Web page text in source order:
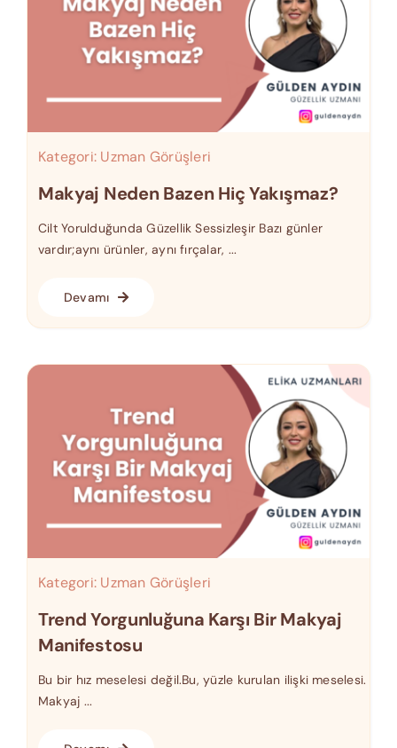
Kategori: Uzman Görüşleri
Makyaj Neden Bazen Hiç Yakışmaz?
Cilt Yorulduğunda Güzellik Sessizleşir Bazı günler
vardır;aynı ürünler, aynı fırçalar, ...
Devamı
Kategori: Uzman Görüşleri
Trend Yorgunluğuna Karşı Bir Makyaj
Manifestosu
Bu bir hız meselesi değil.Bu, yüzle kurulan ilişki meselesi.
Makyaj ...